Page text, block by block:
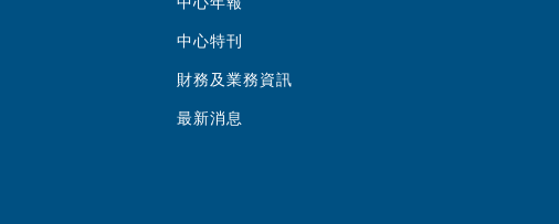
中心特刊
財務及業務資訊
最新消息